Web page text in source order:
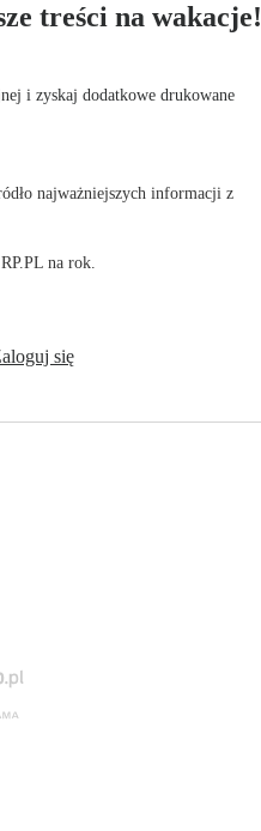
treści na wakacje!
i zyskaj dodatkowe drukowane
najważniejszych informacji z
na rok.
się